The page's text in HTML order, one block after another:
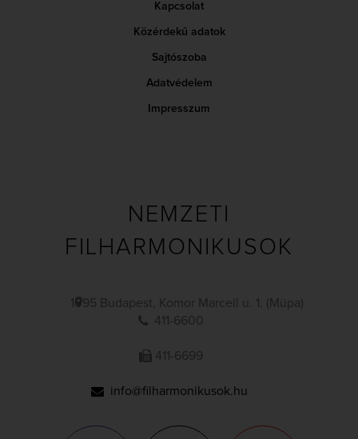
Kapcsolat
Közérdekű adatok
Sajtószoba
Adatvédelem
Impresszum
NEMZETI
FILHARMONIKUSOK
1095 Budapest, Komor Marcell u. 1. (Müpa)
411-6600
411-6699
info@filharmonikusok.hu